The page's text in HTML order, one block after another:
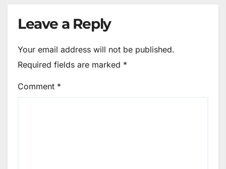
Leave a Reply
Your email address will not be published.
Required fields are marked *
Comment *